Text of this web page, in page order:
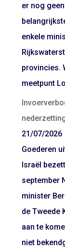
er nog
enkele
provincies.
meetpunt
21/07/2026
Goederen
Israël
september
minister
de Tweede
aan te
niet